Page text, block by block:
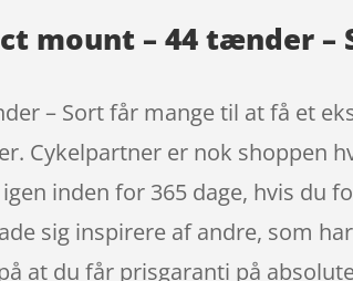
mount – 44 tænder –
– Sort får mange til at få et
Cykelpartner er nok shoppen
inden for 365 dage, hvis du
sig inspirere af andre, som
at du får prisgaranti på